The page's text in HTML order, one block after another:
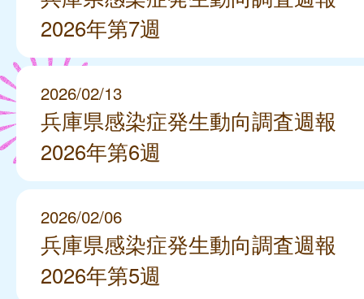
2026年第7週
2026/02/13
兵庫県感染症発生動向調査週報
2026年第6週
2026/02/06
兵庫県感染症発生動向調査週報
2026年第5週